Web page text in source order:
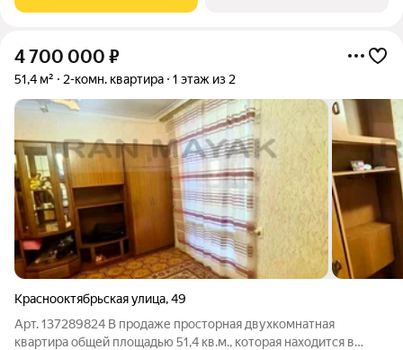
4 700 000 ₽
51,4 м² 2-комн. квартира 1 этаж из 2
Краснооктябрьская улица,49
Арт. 137289824 В продаже просторная двухкомнатная
квартира общей площадью 51,4 кв.м., которая находится в